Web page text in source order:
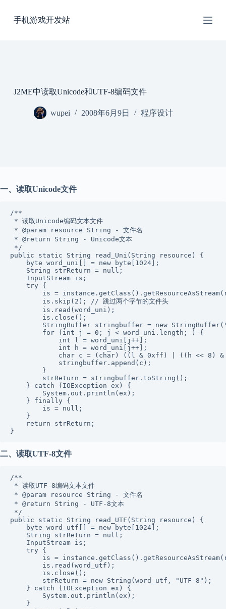
过
手机游戏开发站
J2ME中读取Unicode和UTF-8编码文件
wupei 2008年6月9日 程序设计
一、读取Unicode文件
/**
* 读取Unicode编码文本文件
* @param resource String - 文件名
* @return String - Unicode文本
*/
public static String read_Uni(String resource) {
    byte word_uni[] = new byte[1024];
    String strReturn = null;
    InputStream is;
    try {
is =
        is.skip(2); // 跳过两个字节的文件头
        is.read(word_uni);
        is.close();
StringBuffer stringbuffer = new
        for (int j = 0; j < word_uni.length; ) {
            int l = word_uni[j++];
            int h = word_uni[j++];
char c = (char) ((l & 0xff) | ((h << 8) &
            stringbuffer.append(c);
        }
        strReturn = stringbuffer.toString();
    } catch (IOException ex) {
        System.out.println(ex);
    } finally {
        is = null;
    }
    return strReturn;
}
二、读取UTF-8文件
/**
* 读取UTF-8编码文本文件
* @param resource String - 文件名
* @return String - UTF-8文本
*/
public static String read_UTF(String resource) {
    byte word_utf[] = new byte[1024];
    String strReturn = null;
    InputStream is;
    try {
is =
        is.read(word_utf);
        is.close();
        strReturn = new String(word_utf, "UTF-8");
    } catch (IOException ex) {
        System.out.println(ex);
    }